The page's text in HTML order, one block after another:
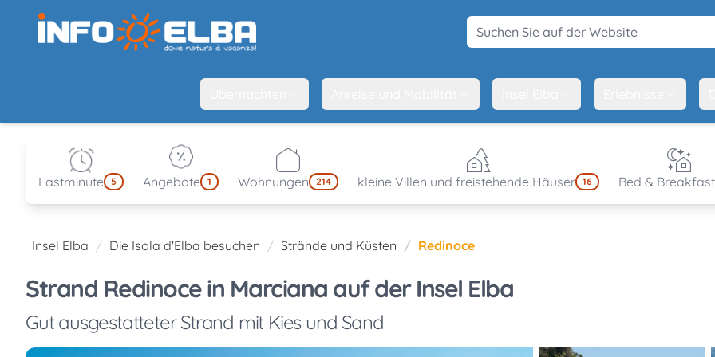
Suchen Sie auf der Website
Lastminute 5 Angebote 1 Wohnungen 214 kleine Villen und freistehende Häuser 16 Bed & Breakfast
Insel Elba Die Isola d'Elba besuchen Strände und Küsten Redinoce
Strand Redinoce in Marciana auf der Insel Elba
Gut ausgestatteter Strand mit Kies und Sand